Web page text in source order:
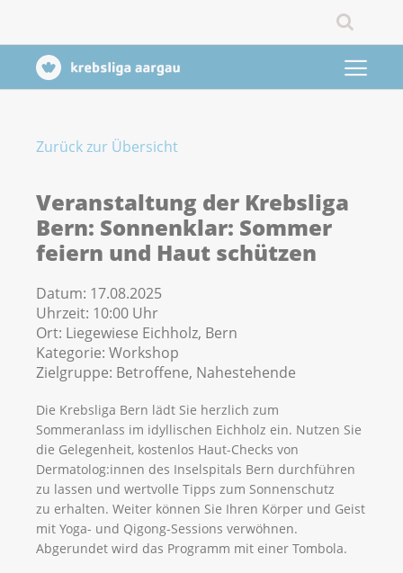
Zurück zur Übersicht
Veranstaltung der Krebsliga
Bern: Sonnenklar: Sommer
feiern und Haut schützen
Datum: 17.08.2025
Uhrzeit: 10:00 Uhr
Ort: Liegewiese Eichholz, Bern
Kategorie: Workshop
Zielgruppe: Betroffene, Nahestehende
Die Krebsliga Bern lädt Sie herzlich zum
Sommeranlass im idyllischen Eichholz ein. Nutzen Sie
die Gelegenheit, kostenlos Haut-Checks von
Dermatolog:innen des Inselspitals Bern durchführen
zu lassen und wertvolle Tipps zum Sonnenschutz
zu erhalten. Weiter können Sie Ihren Körper und Geist
mit Yoga- und Qigong-Sessions verwöhnen.
Abgerundet wird das Programm mit einer Tombola.